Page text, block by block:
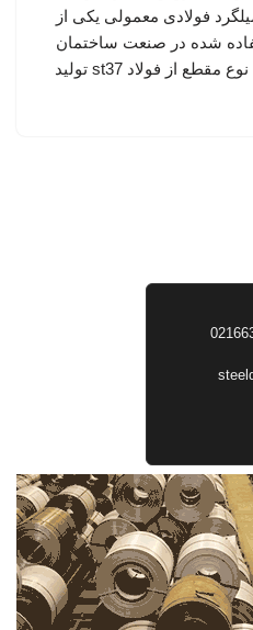
فولادی معمولی یکی از
شده در صنعت ساختمان
سازی، نوع فولادی است. این نوع مقطع از فولاد st37 تولید